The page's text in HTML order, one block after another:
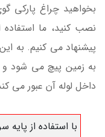
بخواهید چراغ پارکی
نصب کنید، ما استفاده
پیشنهاد می کنیم. به
به زمین پیچ می شود و
داخل لوله آن عبور می
با استفاده از